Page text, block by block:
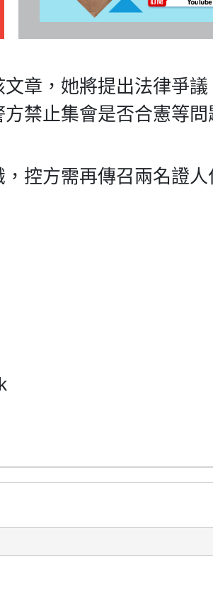
章，她將提出法律爭
禁止集會是否合憲等
控方需再傳召兩名證人